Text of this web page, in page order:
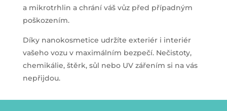
a mikrotrhlin a chrání váš vůz před případným
poškozením.
Díky nanokosmetice udržíte exteriér i interiér
vašeho vozu v maximálním bezpečí. Nečistoty,
chemikálie, štěrk, sůl nebo UV zářením si na vás
nepřijdou.